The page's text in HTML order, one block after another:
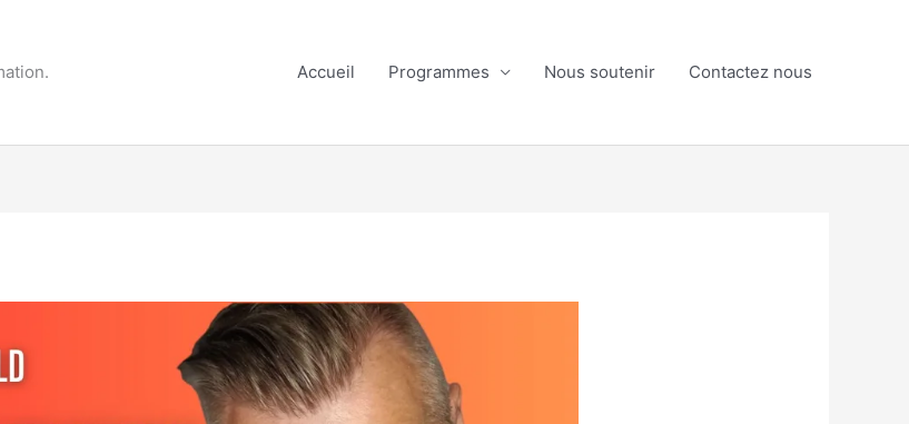
Accueil Programmes Nous soutenir Contactez nous